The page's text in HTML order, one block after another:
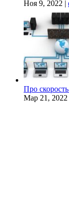
Ноя 9, 2022 |
Про
Мар 21, 2022